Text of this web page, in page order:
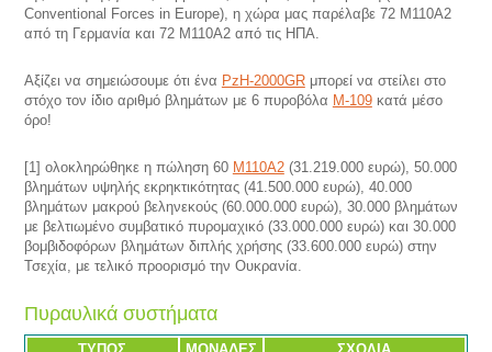
Conventional Forces in Europe), η χώρα μας παρέλαβε 72 M110A2
από τη Γερμανία και 72 M110A2 από τις ΗΠΑ.
Αξίζει να σημειώσουμε ότι ένα PzH-2000GRμπορεί να στείλει στο
στόχο τον ίδιο αριθμό βλημάτων με 6 πυροβόλα Μ-109κατά μέσο
όρο!
[1] ολοκληρώθηκε η πώληση 60 Μ110A2(31.219.000 ευρώ), 50.000
βλημάτων υψηλής εκρηκτικότητας (41.500.000 ευρώ), 40.000
βλημάτων μακρού βεληνεκούς (60.000.000 ευρώ), 30.000 βλημάτων
με βελτιωμένο συμβατικό πυρομαχικό (33.000.000 ευρώ) και 30.000
βομβιδοφόρων βλημάτων διπλής χρήσης (33.600.000 ευρώ) στην
Τσεχία, με τελικό προορισμό την Ουκρανία.
Πυραυλικά συστήματα